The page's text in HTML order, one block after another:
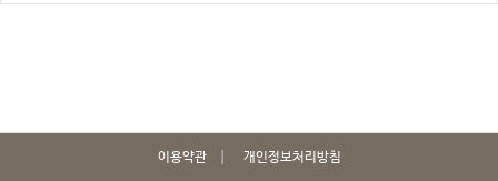
이용약관 개인정보처리방침